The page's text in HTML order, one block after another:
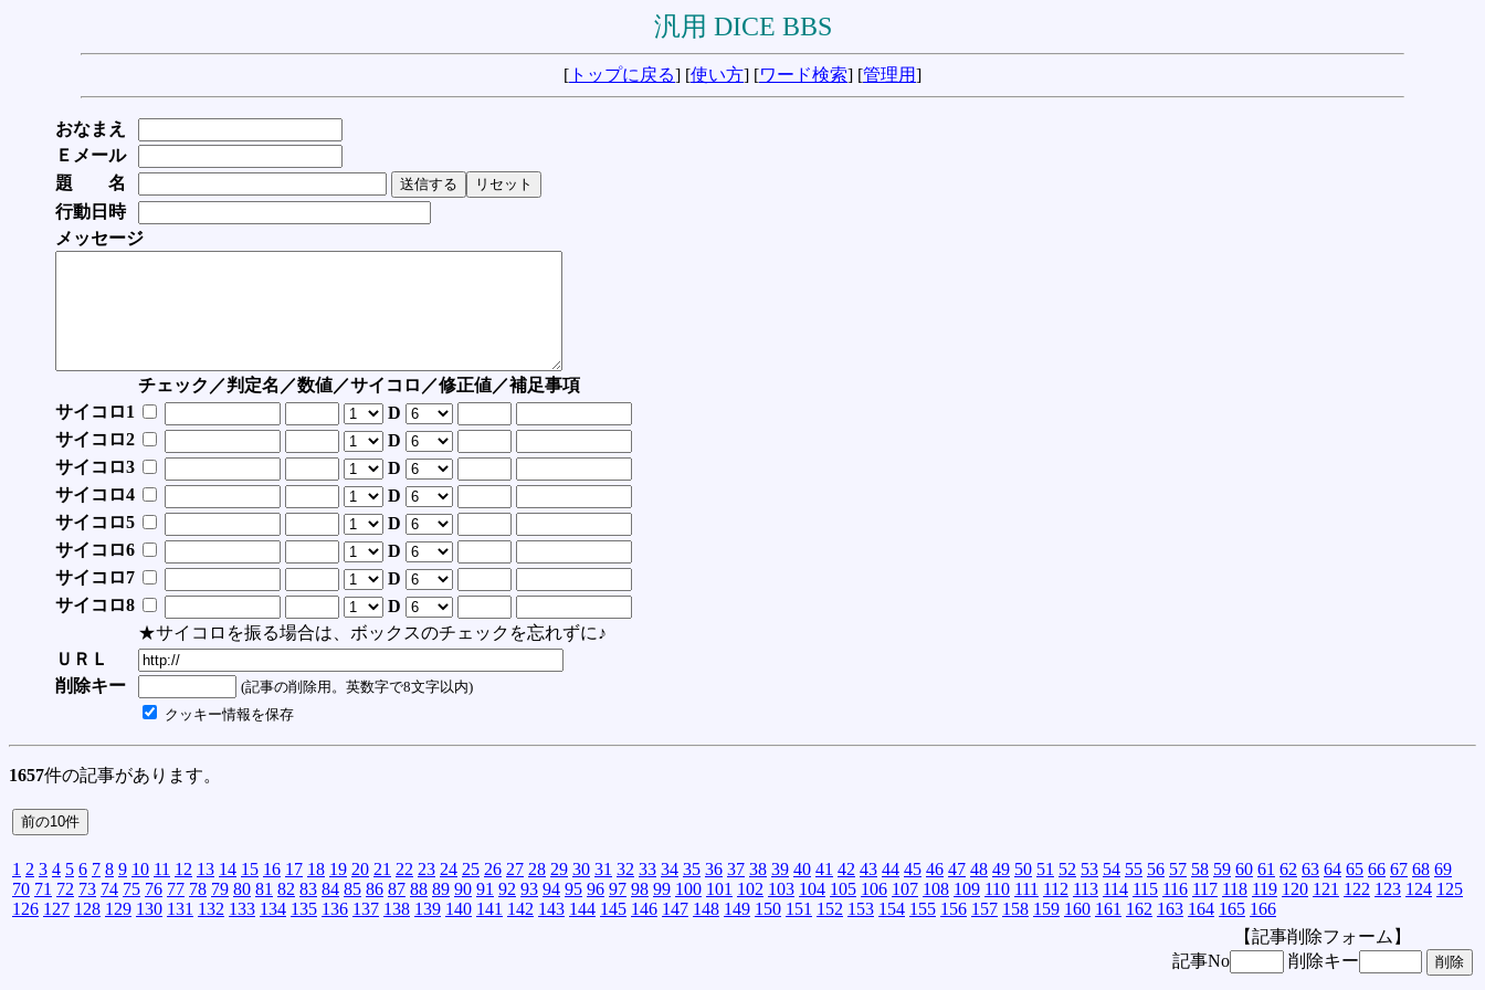
汎用 DICE BBS
[ トップに戻る] [使い方] [ワード検索] [管理用]
おなまえ
Ｅメール
題 名
行動日時
メッセージ
チェック／判定名／数値／サイコロ／修正値／補足事項
サイコロ1
D
サイコロ2
D
サイコロ3
D
サイコロ4
D
サイコロ5
D
サイコロ6
D
サイコロ7
D
サイコロ8
D
★サイコロを振る場合は、ボックスのチェックを忘れずに♪
ＵＲＬ
削除キー
(記事の削除用。英数字で8文字以内)
クッキー情報を保存
1657件の記事があります。
1 2 3 4 5 6 7 8 9 10 11 12 13 14 15 16 17 18 19 20 21 22 23 24 25 26 27 28 29 30 31 32 33 34 35 36 37 38 39 40 41 42 43 44 45 46 47 48 49 50 51 52 53 54 55 56 57 58 59 60 61 62 63 64 65 66 67 68 69
70 71 72 73 74 75 76 77 78 79 80 81 82 83 84 85 86 87 88 89 90 91 92 93 94 95 96 97 98 99 100 101 102 103 104 105 106 107 108 109 110 111 112 113 114 115 116 117 118 119 120 121 122 123 124 125
126 127 128 129 130 131 132 133 134 135 136 137 138 139 140 141 142 143 144 145 146 147 148 149 150 151 152 153 154 155 156 157 158 159 160 161 162 163 164 165 166
【記事削除フォーム】
記事No
削除キー